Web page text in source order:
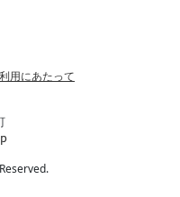
用にあたって